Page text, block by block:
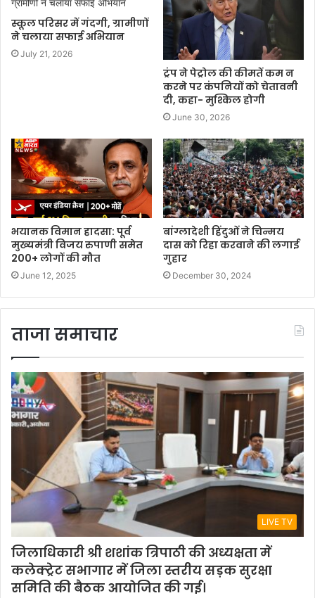
स्कूल परिसर में गंदगी, ग्रामीणों
ने चलाया सफाई अभियान
July 21, 2026
ट्रंप ने पेट्रोल की कीमतें कम न
करने पर कंपनियों को चेतावनी
दी, कहा- मुश्किल होगी
June 30, 2026
भयानक विमान हादसा: पूर्व
मुख्यमंत्री विजय रुपाणी समेत
200+ लोगों की मौत
June 12, 2025
बांग्लादेशी हिंदुओं ने चिन्मय
दास को रिहा करवाने की लगाई
गुहार
December 30, 2024
ताजा समाचार
LIVE TV
जिलाधिकारी श्री शशांक त्रिपाठी की अध्यक्षता में
कलेक्ट्रेट सभागार में जिला स्तरीय सड़क सुरक्षा
समिति की बैठक आयोजित की गई।